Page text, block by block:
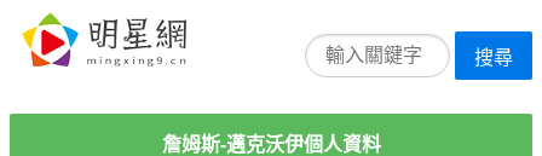
搜尋
詹姆斯-邁克沃伊個人資料